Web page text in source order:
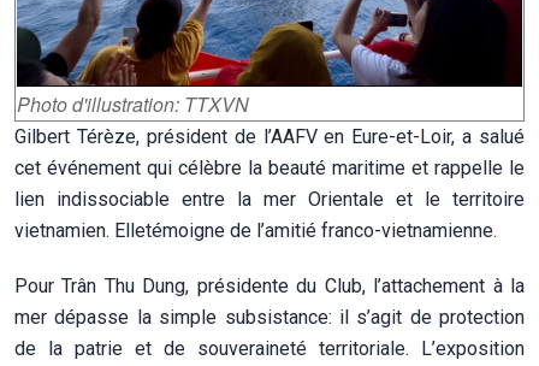
Photo d'illustration: TTXVN
Gilbert Térèze, président de l’AAFV en Eure-et-Loir, a salué
cet événement qui célèbre la beauté maritime et rappelle le
lien indissociable entre la mer Orientale et le territoire
vietnamien. Elletémoigne de l’amitié franco-vietnamienne.
Pour Trân Thu Dung, présidente du Club, l’attachement à la
mer dépasse la simple subsistance: il s’agit de protection
de la patrie et de souveraineté territoriale. L’exposition